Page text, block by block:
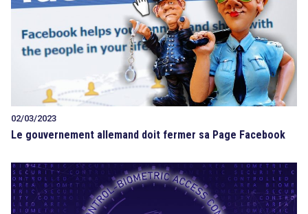
02/03/2023
Le gouvernement allemand doit fermer sa Page Facebook